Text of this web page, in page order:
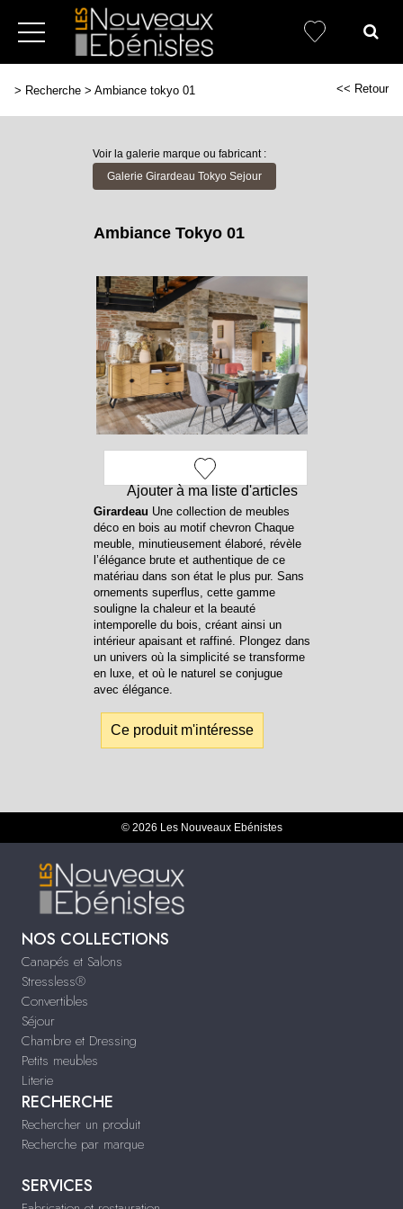
> Recherche > Ambiance tokyo 01 << Retour
Voir la galerie marque ou fabricant :
Galerie Girardeau Tokyo Sejour
Ajouter à ma liste d'articles
Ambiance Tokyo 01
Girardeau Une collection de meubles
déco en bois au motif chevron Chaque
meuble, minutieusement élaboré, révèle
l’élégance brute et authentique de ce
matériau dans son état le plus pur. Sans
ornements superflus, cette gamme
souligne la chaleur et la beauté
intemporelle du bois, créant ainsi un
intérieur apaisant et raffiné. Plongez dans
un univers où la simplicité se transforme
en luxe, et où le naturel se conjugue
avec élégance.
Ce produit m'intéresse
© 2026 Les Nouveaux Ebénistes
NOS COLLECTIONS
Canapés et Salons
Stressless®
Convertibles
Séjour
Chambre et Dressing
Petits meubles
Literie
RECHERCHE
Rechercher un produit
Recherche par marque
SERVICES